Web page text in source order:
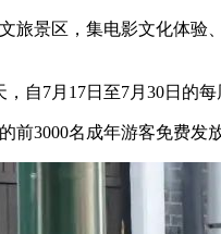
旅景区，集电影文化体验
自7月17日至7月30日的
前3000名成年游客免费发